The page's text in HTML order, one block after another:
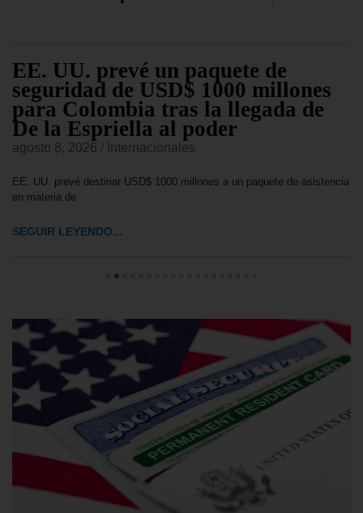
EE. UU. prevé un paquete de
seguridad de USD$ 1000 millones
para Colombia tras la llegada de
De la Espriella al poder
agosto 8, 2026 Internacionales
EE. UU. prevé destinar USD$ 1000 millones a un paquete de asistencia
en materia de
SEGUIR LEYENDO...